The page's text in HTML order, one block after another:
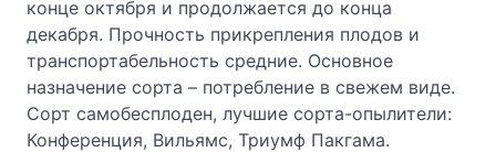
конце октября и про­должается до конца
декабря. Прочность прикрепления плодов и
транспортабельность средние. Основное
назначение сорта – потребление в свежем виде.
Сорт самобесплоден, лучшие сорта-опылители:
Конференция, Вильямс, Триумф Пакгама.